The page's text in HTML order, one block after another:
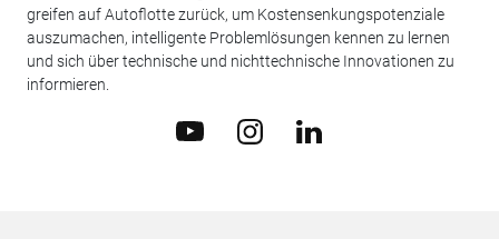
greifen auf Autoflotte zurück, um Kostensenkungspotenziale
auszumachen, intelligente Problemlösungen kennen zu lernen
und sich über technische und nichttechnische Innovationen zu
informieren.